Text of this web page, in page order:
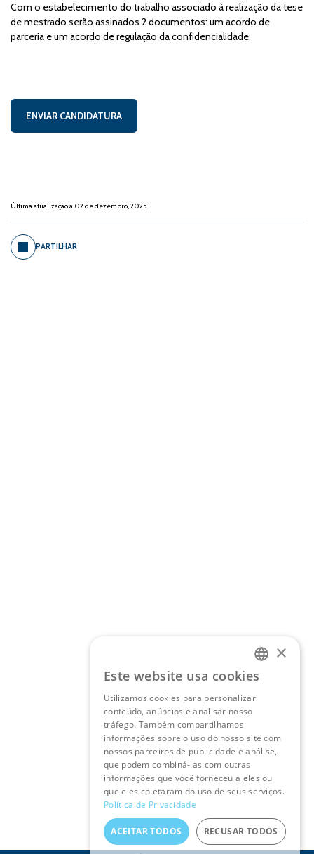
Com o estabelecimento do trabalho associado à realização da tese
de mestrado serão assinados 2 documentos: um acordo de
parceria e um acordo de regulação da confidencialidade.
ENVIAR CANDIDATURA
Última atualização a 02 de dezembro, 2025
PARTILHAR
PORTUGUESE
×
Este website usa cookies
Utilizamos cookies para personalizar
conteúdo, anúncios e analisar nosso
tráfego. Também compartilhamos
informações sobre o uso do nosso site com
nossos parceiros de publicidade e análise,
que podem combiná-las com outras
informações que você forneceu a eles ou
que eles coletaram do uso de seus serviços.
Política de Privacidade
ACEITAR TODOS RECUSAR TODOS